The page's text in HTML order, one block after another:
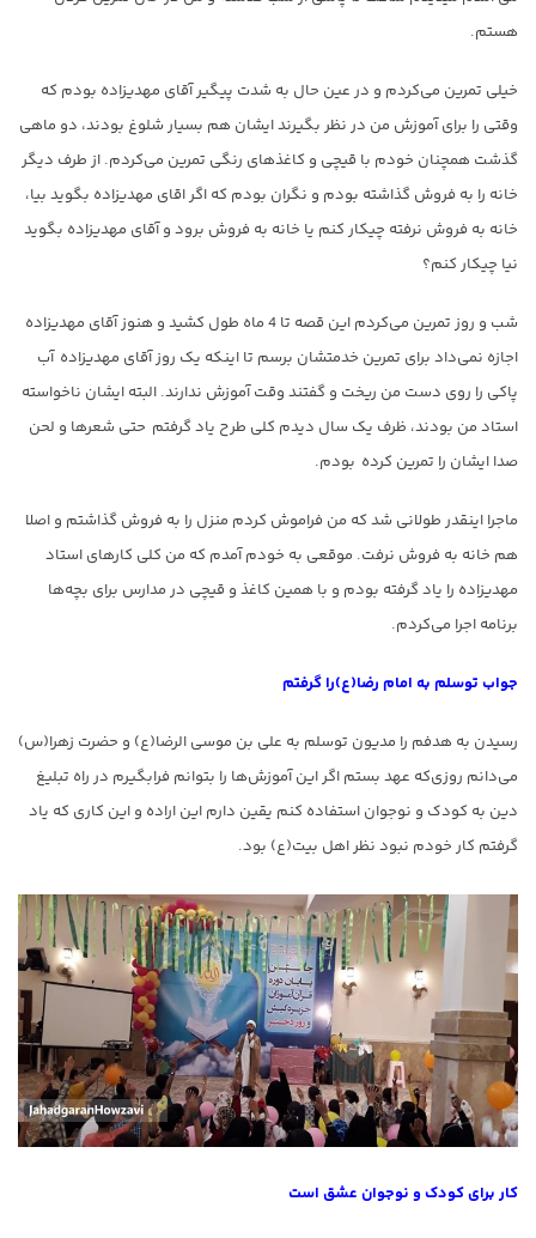
هستم.
خیلی تمرین می‌کردم و در عین حال به شدت پیگیر آقای مهدیزاده بودم که
وقتی را برای آموزش من در نظر بگیرند ایشان هم بسیار شلوغ بودند، دو ماهی
گذشت همچنان خودم با قیچی و کاغذهای رنگی تمرین می‌کردم. از طرف دیگر
خانه را به فروش گذاشته بودم و نگران بودم که اگر اقای مهدیزاده بگوید بیا،
خانه به فروش نرفته چیکار کنم یا خانه به فروش برود و آقای مهدیزاده بگوید
نیا چیکار کنم؟
شب و روز تمرین می‌کردم این قصه تا 4 ماه طول کشید و هنوز آقای مهدیزاده
اجازه نمی‌داد برای تمرین خدمتشان برسم تا اینکه یک روز آقای مهدیزاده آب
پاکی را روی دست من ریخت و گفتند وقت آموزش ندارند. البته ایشان ناخواسته
استاد من بودند، ظرف یک سال دیدم کلی طرح یاد گرفتم حتی شعرها و لحن
صدا ایشان را تمرین کرده بودم.
ماجرا اینقدر طولانی شد که من فراموش کردم منزل را به فروش گذاشتم و اصلا
هم خانه به فروش نرفت. موقعی به خودم آمدم که من کلی کارهای استاد
مهدیزاده را یاد گرفته بودم و با همین کاغذ و قیچی در مدارس برای بچه‌ها
برنامه اجرا می‌کردم.
جواب توسلم به امام رضا(ع)را گرفتم
رسیدن به هدفم را مدیون توسلم به علی بن موسی الرضا(ع) و حضرت زهرا(س)
می‌دانم روزی‌که عهد بستم اگر این آموزش‌ها را بتوانم فرابگیرم در راه تبلیغ
دین به کودک و نوجوان استفاده کنم یقین دارم این اراده و این کاری که یاد
گرفتم کار خودم نبود نظر اهل بیت(ع) بود.
کار برای کودک و نوجوان عشق است